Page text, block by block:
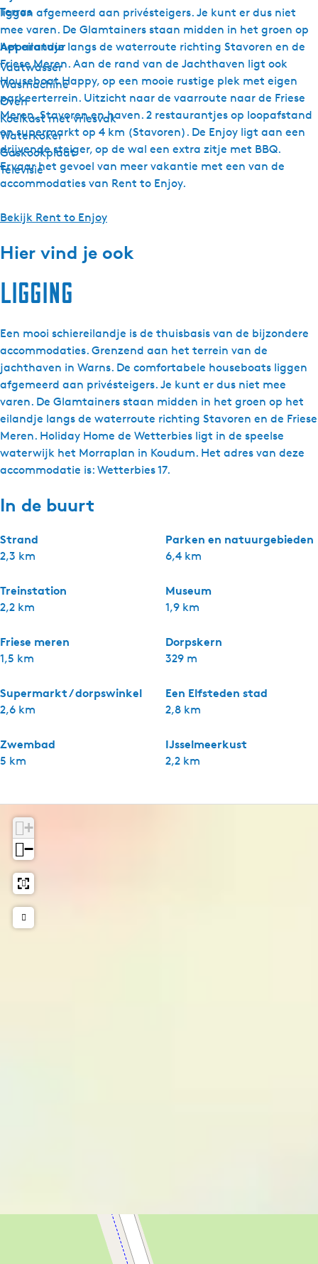
Terras
Apparatuur
Vaatwasser
Wasmachine
Oven
Koelkast met vriesvak
Waterkoker
Gaskookplaat
Televisie
liggen afgemeerd aan privésteigers. Je kunt er dus niet
mee varen. De Glamtainers staan midden in het groen op
het eilandje langs de waterroute richting Stavoren en de
Friese Meren. Aan de rand van de Jachthaven ligt ook
Houseboat Happy, op een mooie rustige plek met eigen
parkeerterrein. Uitzicht naar de vaarroute naar de Friese
Meren, Stavoren en haven. 2 restaurantjes op loopafstand
en supermarkt op 4 km (Stavoren). De Enjoy ligt aan een
drijvende steiger, op de wal een extra zitje met BBQ.
Ervaar het gevoel van meer vakantie met een van de
accommodaties van Rent to Enjoy.
Bekijk Rent to Enjoy
Hier vind je ook
Ligging
Een mooi schiereilandje is de thuisbasis van de bijzondere
accommodaties. Grenzend aan het terrein van de
jachthaven in Warns. De comfortabele houseboats liggen
afgemeerd aan privésteigers. Je kunt er dus niet mee
varen. De Glamtainers staan midden in het groen op het
eilandje langs de waterroute richting Stavoren en de Friese
Meren. Holiday Home de Wetterbies ligt in de speelse
waterwijk het Morraplan in Koudum. Het adres van deze
accommodatie is: Wetterbies 17.
In de buurt
Strand
2,3 km
Parken en natuurgebieden
6,4 km
Treinstation
2,2 km
Museum
1,9 km
Friese meren
1,5 km
Dorpskern
329 m
Supermarkt / dorpswinkel
2,6 km
Een Elfsteden stad
2,8 km
Zwembad
5 km
IJsselmeerkust
2,2 km
+
−